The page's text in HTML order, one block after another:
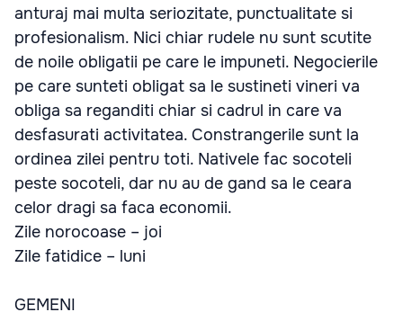
anturaj mai multa seriozitate, punctualitate si
profesionalism. Nici chiar rudele nu sunt scutite
de noile obligatii pe care le impuneti. Negocierile
pe care sunteti obligat sa le sustineti vineri va
obliga sa reganditi chiar si cadrul in care va
desfasurati activitatea. Constrangerile sunt la
ordinea zilei pentru toti. Nativele fac socoteli
peste socoteli, dar nu au de gand sa le ceara
celor dragi sa faca economii.
Zile norocoase – joi
Zile fatidice – luni
GEMENI